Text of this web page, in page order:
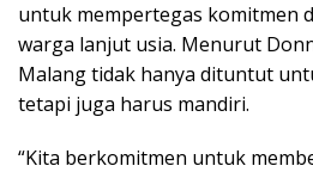
untuk mempertegas komitmen
warga lanjut usia. Menurut
Malang tidak hanya dituntut
tetapi juga harus mandiri.
“Kita berkomitmen untuk